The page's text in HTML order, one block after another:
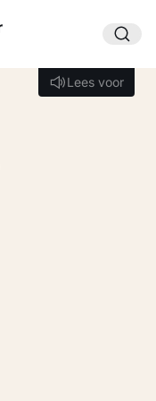
Lees voor
Lees voor